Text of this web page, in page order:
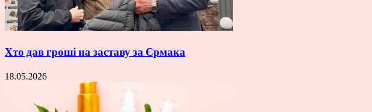
Хто дав гроші на заставу за Єрмака
18.05.2026